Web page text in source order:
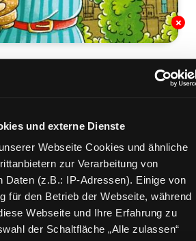
und externe Dienste
Webseite Cookies und ähnliche
zur Verarbeitung von
Daten (z.B.: IP-Adressen). Einige von
für den Betrieb der Webseite, während
Webseite und Ihre Erfahrung zu
der Schaltfläche „Alle zulassen“
for kids
Verfasser
ausblenden
ein-/ausblenden